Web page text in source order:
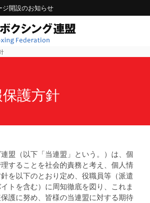
ジ開設のお知らせ
護方針
盟（以下「当連盟」という。）は、個
することを社会的責務と考え、個人情
を以下のとおり定め、役職員等（派遣
トを含む）に周知徹底を図り、これま
護に努め、皆様の当連盟に対する期待